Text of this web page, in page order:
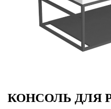
КОНСОЛЬ ДЛЯ